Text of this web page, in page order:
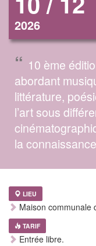
2026
“ 10 ème
abordant
littérature,
l’art sous
la
LIEU
Maison communale
TARIF
Entrée libre.